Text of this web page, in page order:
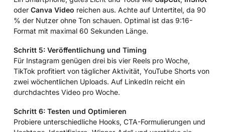
oder Canva Video reichen aus. Achte auf Untertitel, da 90
% der Nutzer ohne Ton schauen. Optimal ist das 9:16-
Format mit maximal 60 Sekunden Länge.
Schritt 5: Veröffentlichung und Timing
Für Instagram genügen drei bis vier Reels pro Woche,
TikTok profitiert von täglicher Aktivität, YouTube Shorts von
zwei wöchentlichen Uploads. Auf LinkedIn reicht ein
durchdachtes Video pro Woche.
Schritt 6: Testen und Optimieren
Probiere unterschiedliche Hooks, CTA-Formulierungen und